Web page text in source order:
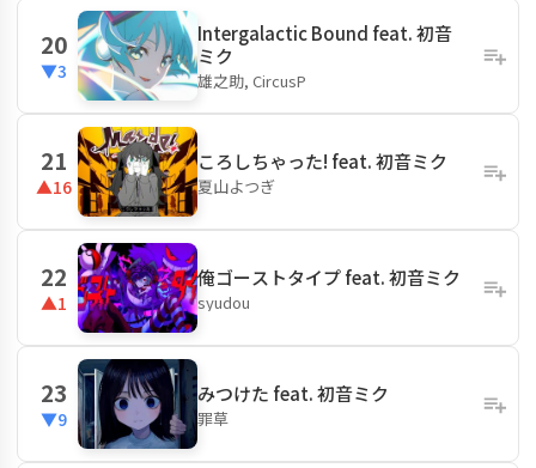
20
▼3
Intergalactic Bound feat. 初音
ミク
雄之助, CircusP
21
▲16
ころしちゃった! feat. 初音ミク
夏山よつぎ
22
▲1
俺ゴーストタイプ feat. 初音ミク
syudou
23
▼9
みつけた feat. 初音ミク
罪草